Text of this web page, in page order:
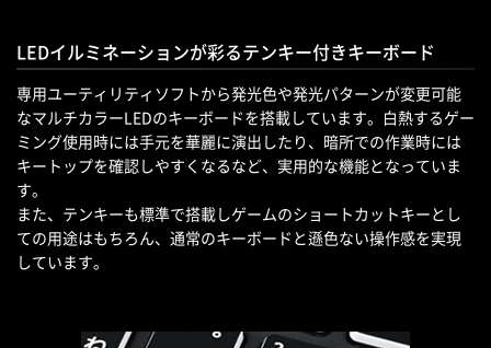
LEDイルミネーションが彩るテンキー付きキーボード
専用ユーティリティソフトから発光色や発光パターンが変更可能
なマルチカラーLEDのキーボードを搭載しています。白熱するゲー
ミング使用時には手元を華麗に演出したり、暗所での作業時には
キートップを確認しやすくなるなど、実用的な機能となっていま
す。
また、テンキーも標準で搭載しゲームのショートカットキーとし
ての用途はもちろん、通常のキーボードと遜色ない操作感を実現
しています。